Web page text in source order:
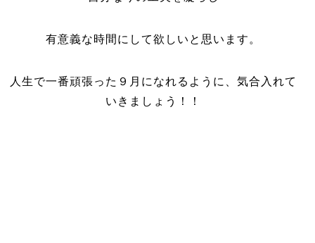
有意義な時間にして欲しいと思います。
人生で一番頑張った９月になれるように、気合入れて
いきましょう！！